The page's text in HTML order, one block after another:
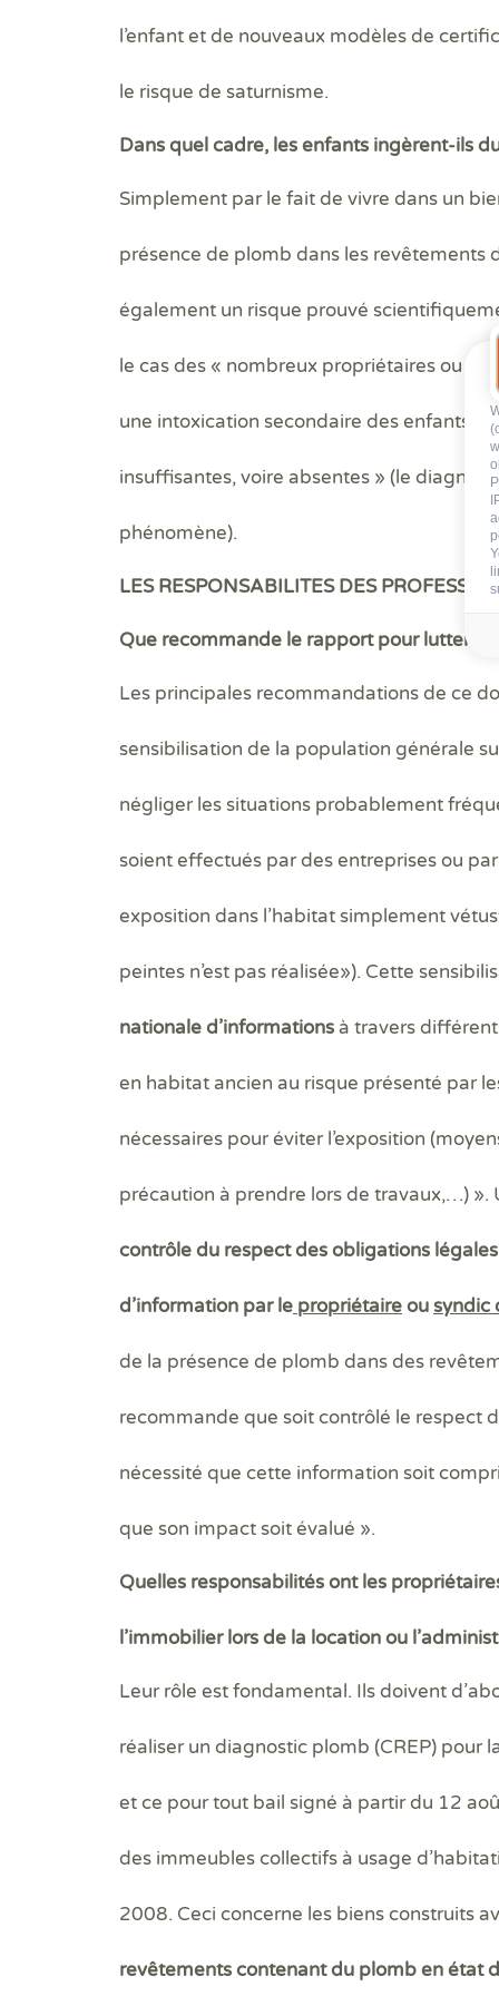
l’enfant et de nouveaux modèles de
le risque de saturnisme.
Dans quel cadre, les enfants ingèrent-ils
Simplement par le fait de vivre dans un
présence de plomb dans les revêtements
également un risque prouvé
le cas des « nombreux propriétaires ou
une intoxication secondaire des enfants
insuffisantes, voire absentes » (le
phénomène).
LES RESPONSABILITES DES
Que recommande le rapport pour lutter
Les principales recommandations de ce
sensibilisation de la population générale
négliger les situations probablement
soient effectués par des entreprises ou
exposition dans l’habitat simplement
peintes n’est pas réalisée»). Cette
nationale d’informationsà travers
en habitat ancien au risque présenté par
nécessaires pour éviter l’exposition
précaution à prendre lors de travaux,…) ».
contrôle du respect des obligations
d’information par le propriétaireousyndic
de la présence de plomb dans des
recommande que soit contrôlé le respect
nécessité que cette information soit
que son impact soit évalué ».
Quelles responsabilités ont les
l’immobilier lors de la location ou
Leur rôle est fondamental. Ils doivent
réaliser un diagnostic plomb (CREP) pour
et ce pour tout bail signé à partir du 12
des immeubles collectifs à usage
2008. Ceci concerne les biens construits
revêtements contenant du plomb en état